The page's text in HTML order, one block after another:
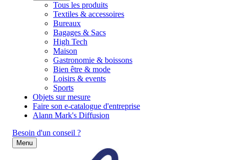
Tous les produits
Textiles & accessoires
Bureaux
Bagages & Sacs
High Tech
Maison
Gastronomie & boissons
Bien être & mode
Loisirs & events
Sports
Objets sur mesure
Faire son e-catalogue d'entreprise
Alann Mark's Diffusion
Besoin d'un conseil ?
Menu